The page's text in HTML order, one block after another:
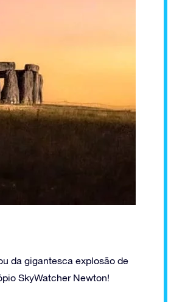
da gigantesca explosão de
SkyWatcher Newton!